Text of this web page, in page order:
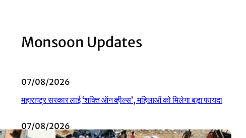
Monsoon Updates
07/08/2026
महाराष्ट्र सरकार लाई ‘शक्ति ऑन व्हील्स’, महिलाओं को मिलेगा बड़ा फायदा
07/08/2026